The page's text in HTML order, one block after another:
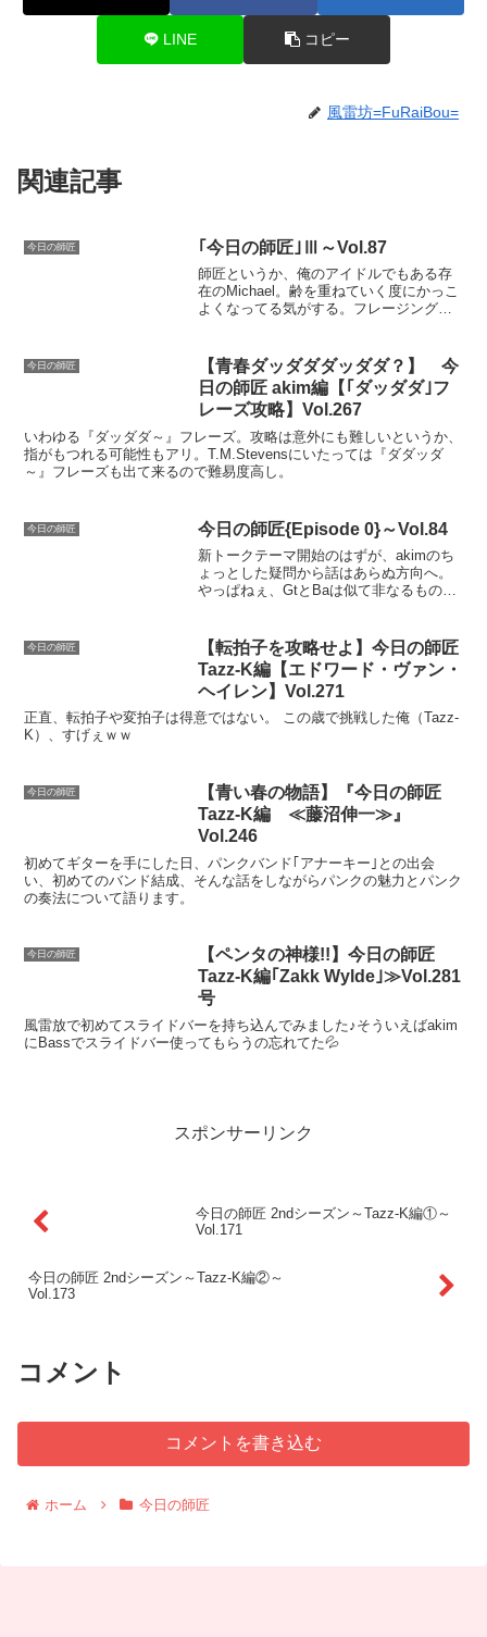
LINE コピー
風雷坊=FuRaiBou=
関連記事
今日の師匠 ｢今日の師匠｣Ⅲ～Vol.87
師匠というか、俺のアイドルでもある存
在のMichael。齢を重ねていく度にかっこ
よくなってる気がする。フレージングの
今日の師匠
【青春ダッダダダッダダ？】 今
日の師匠 akim編【｢ダッダダ｣フ
レーズ攻略】Vol.267
いわゆる『ダッダダ～』フレーズ。攻略は意外にも難しいというか、
指がもつれる可能性もアリ。T.M.Stevensにいたっては『ダダッダ
～』フレーズも出て来るので難易度高し。
今日の師匠 今日の師匠{Episode 0}～Vol.84
新トークテーマ開始のはずが、akimのち
ょっとした疑問から話はあらぬ方向へ。
やっぱねぇ、GtとBaは似て非なるものな
今日の師匠
【転拍子を攻略せよ】今日の師匠
Tazz-K編【エドワード・ヴァン・
ヘイレン】Vol.271
正直、転拍子や変拍子は得意ではない。 この歳で挑戦した俺（Tazz-
K）、すげぇｗｗ
今日の師匠
【青い春の物語】『今日の師匠
Tazz-K編 ≪藤沼伸一≫』
Vol.246
初めてギターを手にした日、パンクバンド｢アナーキー｣との出会
い、初めてのバンド結成、そんな話をしながらパンクの魅力とパンク
の奏法について語ります。
今日の師匠
【ペンタの神様!!】今日の師匠
Tazz-K編｢Zakk Wylde｣≫Vol.281
号
風雷放で初めてスライドバーを持ち込んでみました♪そういえばakim
にBassでスライドバー使ってもらうの忘れてた💦
スポンサーリンク
今日の師匠 2ndシーズン～Tazz-K編①～
Vol.171
今日の師匠 2ndシーズン～Tazz-K編②～
Vol.173
コメント
コメントを書き込む
ホーム 今日の師匠